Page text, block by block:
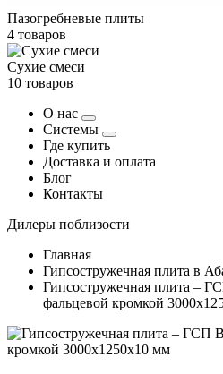
Пазогребневые плиты
4 товаров
Сухие смеси
10 товаров
О нас
Системы
Где купить
Доставка и оплата
Блог
Контакты
Дилеры поблизости
Главная
Гипсостружечная плита в
Гипсостружечная плита –
фальцевой кромкой